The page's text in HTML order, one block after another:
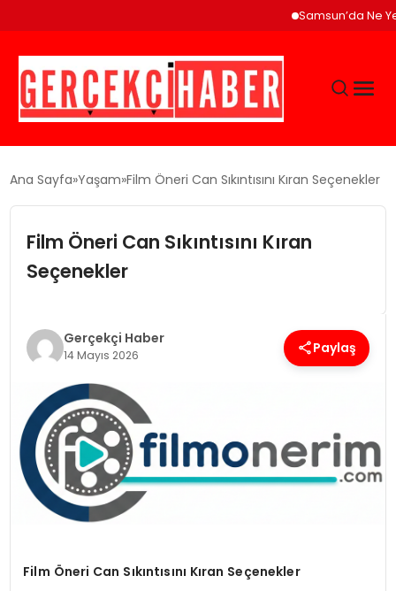
Samsun’da Ne Yenir?
GÜNCEL
EKONOMI
MAGAZIN
SAĞLIK
SPOR
TEKNOLOJI
Ana Sayfa Yaşam Film Öneri Can Sıkıntısını Kıran Seçenekler
Film Öneri Can Sıkıntısını Kıran
Seçenekler
Gerçekçi Haber
14 Mayıs 2026 Paylaş
Film Öneri Can Sıkıntısını Kıran Seçenekler